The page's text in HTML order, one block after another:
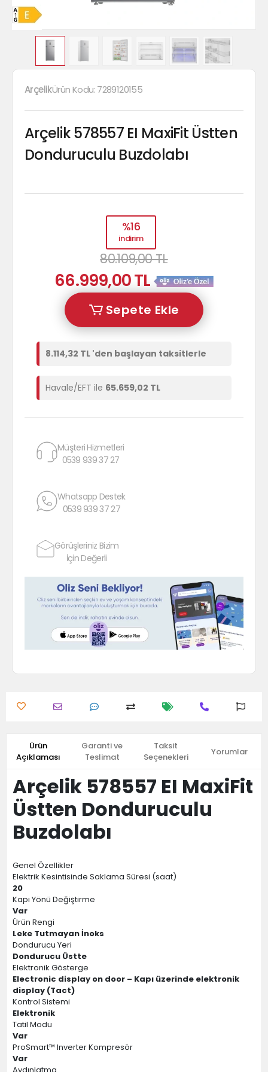
ArçelikÜrün Kodu: 7289120155
Arçelik 578557 EI MaxiFit Üstten
Donduruculu Buzdolabı
%16
indirim
80.109,00 TL
66.999,00 TL
Sepete Ekle
8.114,32 TL 'den başlayan taksitlerle
Havale/EFT ile 65.659,02 TL
Müşteri Hizmetleri
0539 939 37 27
Whatsapp Destek
0539 939 37 27
Görüşleriniz Bizim
İçin Değerli
Ürün
Açıklaması
Garanti ve
Teslimat
Taksit
Seçenekleri
Yorumlar
Arçelik 578557 EI MaxiFit
Üstten Donduruculu
Buzdolabı
Genel Özellikler
Elektrik Kesintisinde Saklama Süresi (saat)
20
Kapı Yönü Değiştirme
Var
Ürün Rengi
Leke Tutmayan İnoks
Dondurucu Yeri
Dondurucu Üstte
Elektronik Gösterge
Electronic display on door – Kapı üzerinde elektronik
display (Tact)
Kontrol Sistemi
Elektronik
Tatil Modu
Var
ProSmart™ Inverter Kompresör
Var